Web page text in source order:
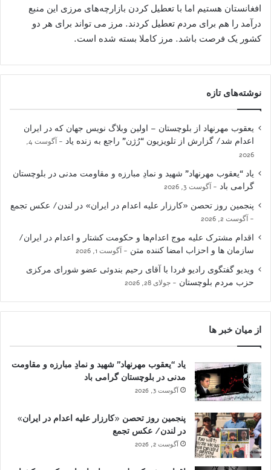
افغانستان هستیم اما با تعطیل کردن بازارچه‌های مرزی این منبع
درآمد را هم برای مردم تعطیل کردند. مرز می ‌تواند برای هر دو
کشور یک فرصت باشد. مرز کاملا بسته شده است.
نوشته‌های تازه
یعقوب مهرنهاد از بلوچستان – اولین وبلاگ نویس جهان که در ایران
اعدام شد/ گزارش از تلویزیون “رُژن” راجع به زنده یاد
آگوست 4,
2026
یاد “یعقوب مهرنهاد” شهید و نمادِ مبارزه و مقاومت مدنی در بلوچستان
گرامی باد
آگوست 3, 2026
پنجمین روز تحصن «کارزار علیه اعدام در ایران» در لندن/ عکس تجمع
آگوست 2, 2026
اقدام مشترک علیه موج اعدام‌ها و حکومت کشتار و اعدام در ایران/
سازمان ها و احزاب امضا کننده متن
آگوست 1, 2026
ویدیو گفتگوی رادیو فردا با آقای رحیم بندوئی عضو شورای مرکزی
حزب مردم بلوچستان
جولای 28, 2026
از میان خبر ها
یاد “یعقوب مهرنهاد” شهید و نمادِ مبارزه و مقاومت
مدنی در بلوچستان گرامی باد
آگوست 3, 2026
پنجمین روز تحصن «کارزار علیه اعدام در ایران»
در لندن/ عکس تجمع
آگوست 2, 2026